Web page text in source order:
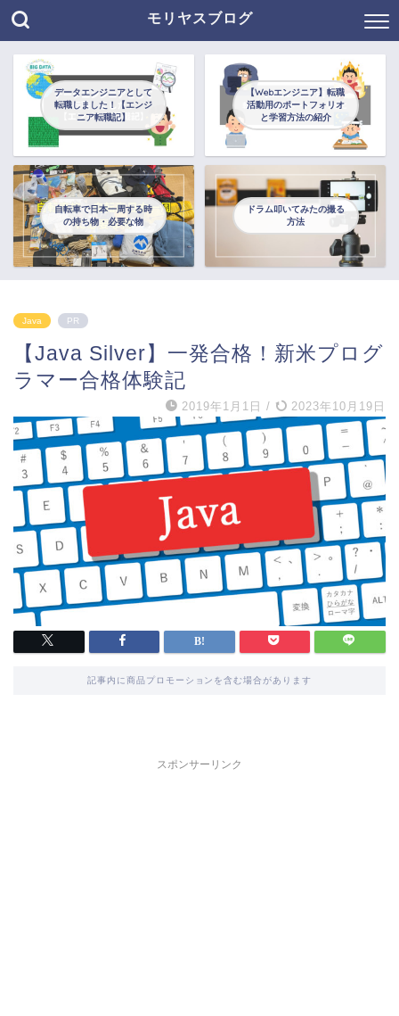
モリヤスブログ
データエンジニアとして
転職しました！【エンジ
ニア転職記】
【Webエンジニア】転職
活動用のポートフォリオ
と学習方法の紹介
自転車で日本一周する時
の持ち物・必要な物
ドラム叩いてみたの撮る
方法
Java PR
【Java Silver】一発合格！新米プログ
ラマー合格体験記
2019年1月1日 / 2023年10月19日
記事内に商品プロモーションを含む場合があります
スポンサーリンク